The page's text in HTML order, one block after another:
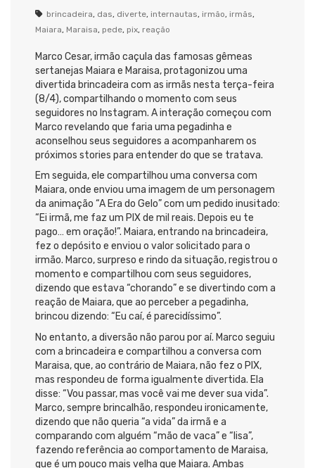
brincadeira, das, diverte, internautas, irmão, irmãs,
Maiara, Maraisa, pede, pix, reação
Marco Cesar, irmão caçula das famosas gêmeas
sertanejas Maiara e Maraisa, protagonizou uma
divertida brincadeira com as irmãs nesta terça-feira
(8/4), compartilhando o momento com seus
seguidores no Instagram. A interação começou com
Marco revelando que faria uma pegadinha e
aconselhou seus seguidores a acompanharem os
próximos stories para entender do que se tratava.
Em seguida, ele compartilhou uma conversa com
Maiara, onde enviou uma imagem de um personagem
da animação “A Era do Gelo” com um pedido inusitado:
“Ei irmã, me faz um PIX de mil reais. Depois eu te
pago… em oração!”. Maiara, entrando na brincadeira,
fez o depósito e enviou o valor solicitado para o
irmão. Marco, surpreso e rindo da situação, registrou o
momento e compartilhou com seus seguidores,
dizendo que estava “chorando” e se divertindo com a
reação de Maiara, que ao perceber a pegadinha,
brincou dizendo: “Eu caí, é parecidíssimo”.
No entanto, a diversão não parou por aí. Marco seguiu
com a brincadeira e compartilhou a conversa com
Maraisa, que, ao contrário de Maiara, não fez o PIX,
mas respondeu de forma igualmente divertida. Ela
disse: “Vou passar, mas você vai me dever sua vida”.
Marco, sempre brincalhão, respondeu ironicamente,
dizendo que não queria “a vida” da irmã e a
comparando com alguém “mão de vaca” e “lisa”,
fazendo referência ao comportamento de Maraisa,
que é um pouco mais velha que Maiara. Ambas